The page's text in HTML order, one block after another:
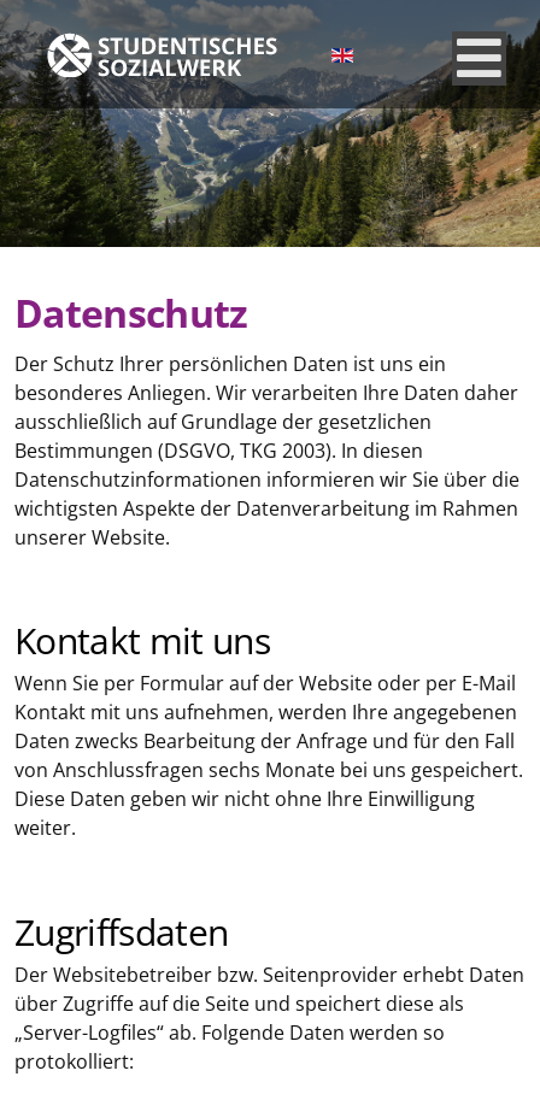
Sprache auswählen
Datenschutz
Der Schutz Ihrer persönlichen Daten ist uns ein
besonderes Anliegen. Wir verarbeiten Ihre Daten daher
ausschließlich auf Grundlage der gesetzlichen
Bestimmungen (DSGVO, TKG 2003). In diesen
Datenschutzinformationen informieren wir Sie über die
wichtigsten Aspekte der Datenverarbeitung im Rahmen
unserer Website.
Kontakt mit uns
Wenn Sie per Formular auf der Website oder per E-Mail
Kontakt mit uns aufnehmen, werden Ihre angegebenen
Daten zwecks Bearbeitung der Anfrage und für den Fall
von Anschlussfragen sechs Monate bei uns gespeichert.
Diese Daten geben wir nicht ohne Ihre Einwilligung
weiter.
Zugriffsdaten
Der Websitebetreiber bzw. Seitenprovider erhebt Daten
über Zugriffe auf die Seite und speichert diese als
„Server-Logfiles“ ab. Folgende Daten werden so
protokolliert: